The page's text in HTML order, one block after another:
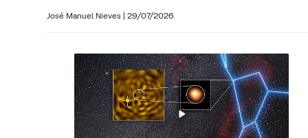
José Manuel Nieves | 29/07/2026